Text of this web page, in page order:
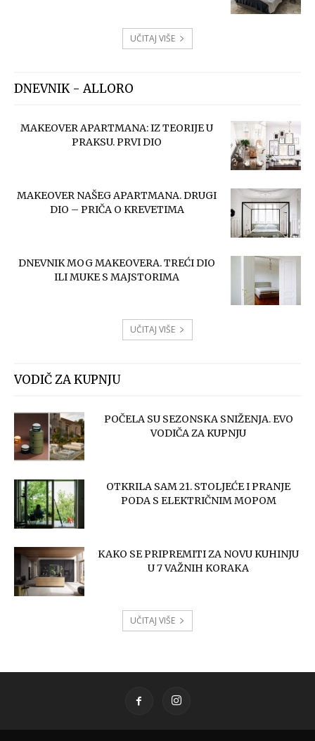
UČITAJ VIŠE
DNEVNIK - ALLORO
MAKEOVER APARTMANA: IZ TEORIJE U
PRAKSU. PRVI DIO
MAKEOVER NAŠEG APARTMANA. DRUGI
DIO – PRIČA O KREVETIMA
DNEVNIK MOG MAKEOVERA. TREĆI DIO
ILI MUKE S MAJSTORIMA
UČITAJ VIŠE
VODIČ ZA KUPNJU
POČELA SU SEZONSKA SNIŽENJA. EVO
VODIČA ZA KUPNJU
OTKRILA SAM 21. STOLJEĆE I PRANJE
PODA S ELEKTRIČNIM MOPOM
KAKO SE PRIPREMITI ZA NOVU KUHINJU
U 7 VAŽNIH KORAKA
UČITAJ VIŠE